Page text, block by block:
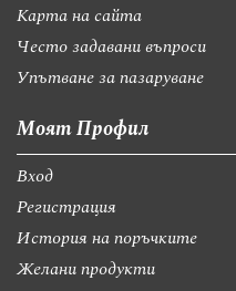
Карта на сайта
Често задавани въпроси
Упътване за пазаруване
Моят Профил
Вход
Регистрация
История на поръчките
Желани продукти